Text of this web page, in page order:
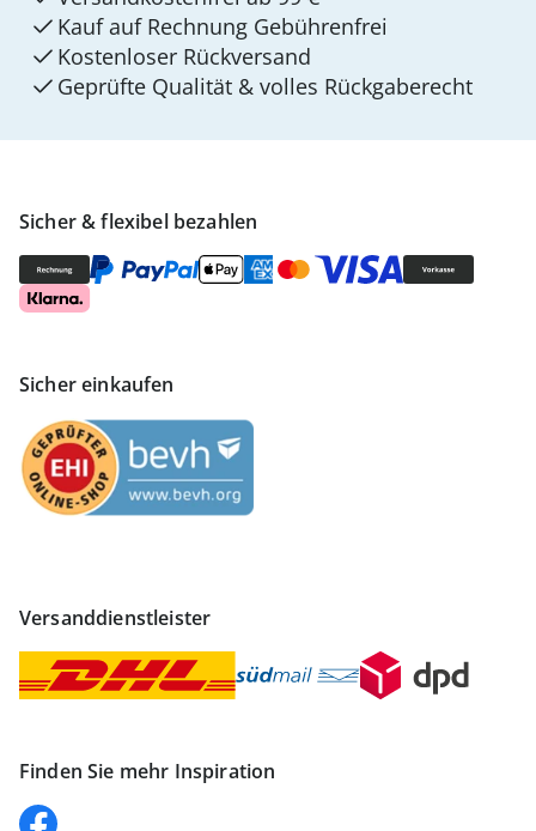
Sicher & flexibel bezahlen
Sicher einkaufen
Versanddienstleister
Finden Sie mehr Inspiration
Kauf auf Rechnung Gebührenfrei
Kostenloser Rückversand
Geprüfte Qualität & volles Rückgaberecht